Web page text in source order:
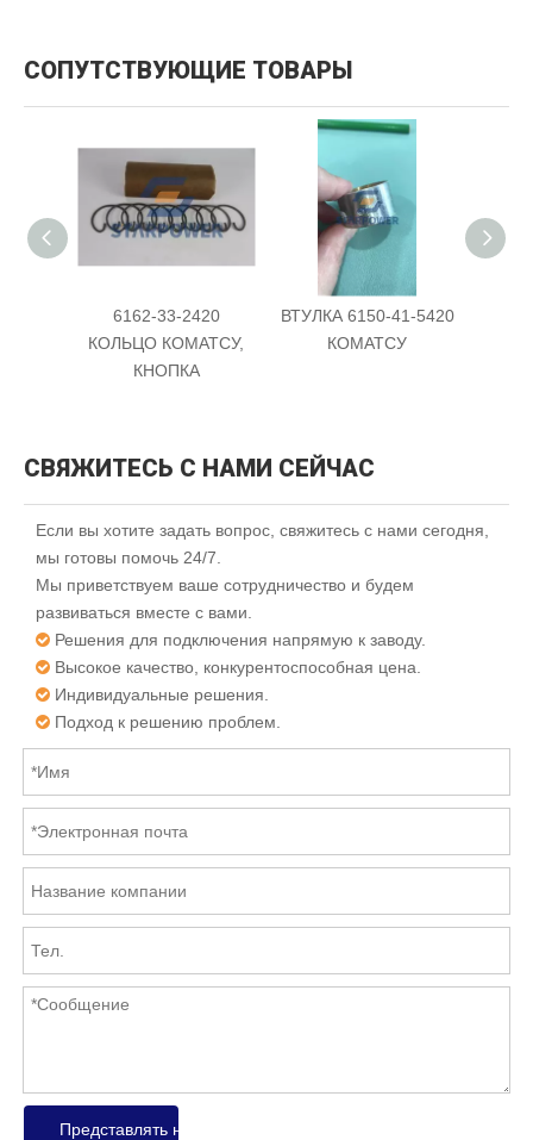
СОПУТСТВУЮЩИЕ ТОВАРЫ
6162-33-2420
КОЛЬЦО КОМАТСУ,
КНОПКА
ВТУЛКА 6150-41-5420
КОМАТСУ
СВЯЖИТЕСЬ С НАМИ СЕЙЧАС
Если вы хотите задать вопрос, свяжитесь с нами сегодня,
мы готовы помочь 24/7.
Мы приветствуем ваше сотрудничество и будем
развиваться вместе с вами.
 Решения для подключения напрямую к заводу.
 Высокое качество, конкурентоспособная цена.
 Индивидуальные решения.
 Подход к решению проблем.
Представлять на рассмотрение